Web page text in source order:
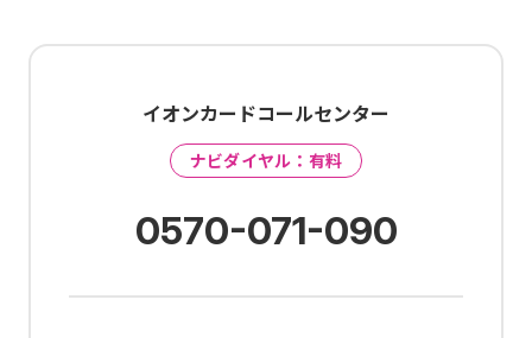
イオンカードコールセンター
ナビダイヤル：有料
0570-071-090